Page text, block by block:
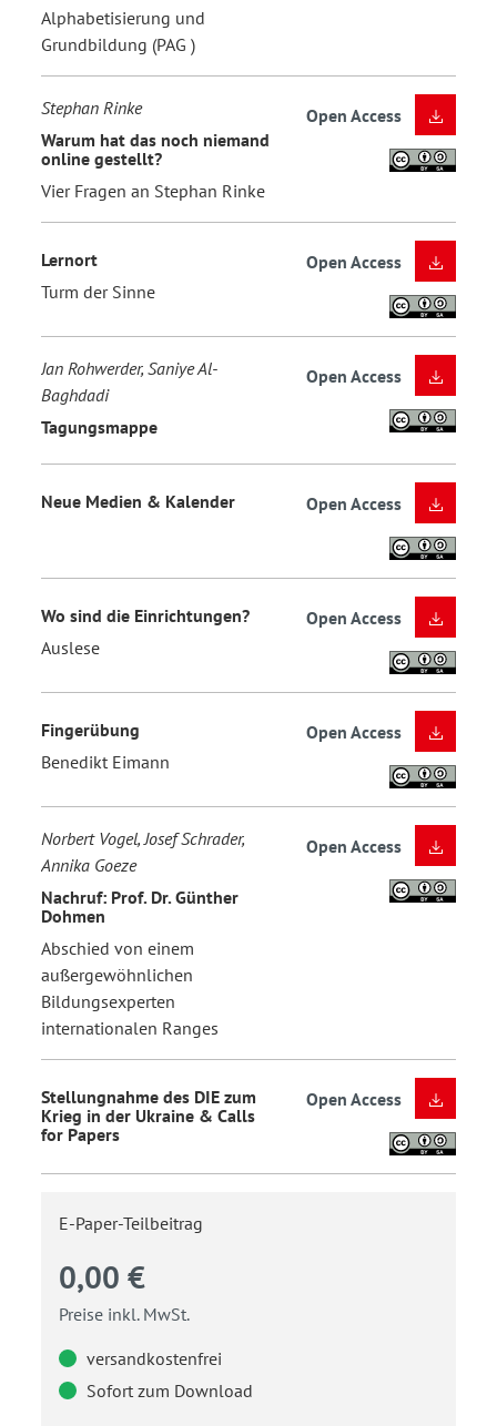
Alphabetisierung und
Grundbildung (PAG )
Stephan Rinke
Warum hat das noch niemand
online gestellt?
Vier Fragen an Stephan Rinke
Open Access
Lernort
Turm der Sinne
Open Access
Jan Rohwerder, Saniye Al-
Baghdadi
Tagungsmappe
Open Access
Neue Medien & Kalender Open Access
Wo sind die Einrichtungen?
Auslese
Open Access
Fingerübung
Benedikt Eimann
Open Access
Norbert Vogel, Josef Schrader,
Annika Goeze
Nachruf: Prof. Dr. Günther
Dohmen
Abschied von einem
außergewöhnlichen
Bildungsexperten
internationalen Ranges
Open Access
Stellungnahme des DIE zum
Krieg in der Ukraine & Calls
for Papers
Open Access
E-Paper-Teilbeitrag
0,00 €
Preise inkl. MwSt.
versandkostenfrei
Sofort zum Download